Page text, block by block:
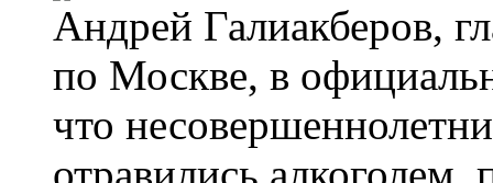
Андрей Галиакберов,
по Москве, в
что
отравились